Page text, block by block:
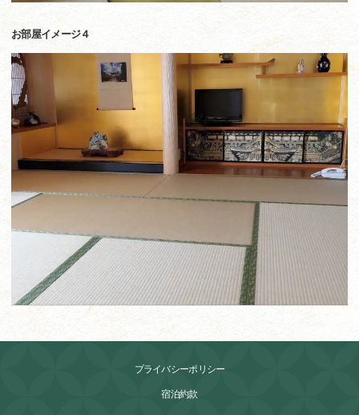
お部屋イメージ４
プライバシーポリシー
宿泊約款